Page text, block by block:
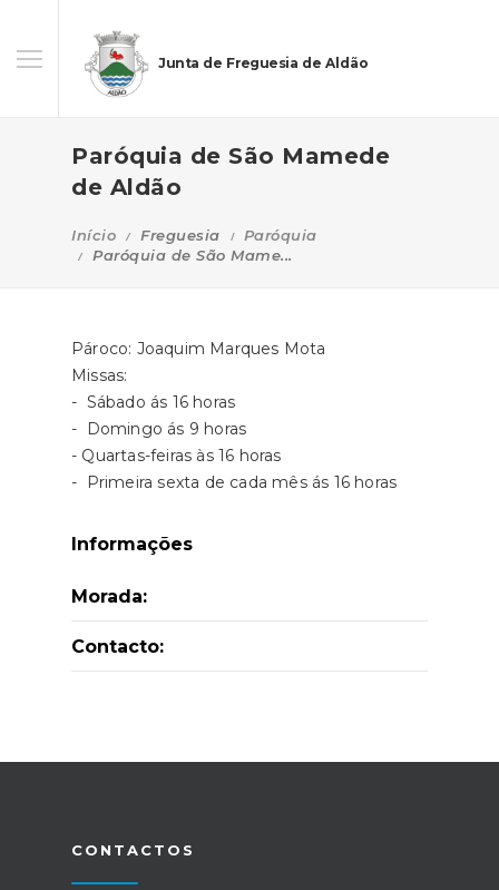
Junta de Freguesia de Aldão
Paróquia de São Mamede
de Aldão
Início Freguesia
Paróquia
Paróquia de São Mame...
Pároco: Joaquim Marques Mota
Missas:
- Sábado ás 16 horas
- Domingo ás 9 horas
- Quartas-feiras às 16 horas
- Primeira sexta de cada mês ás 16 horas
Informações
Morada:
Contacto:
CONTACTOS